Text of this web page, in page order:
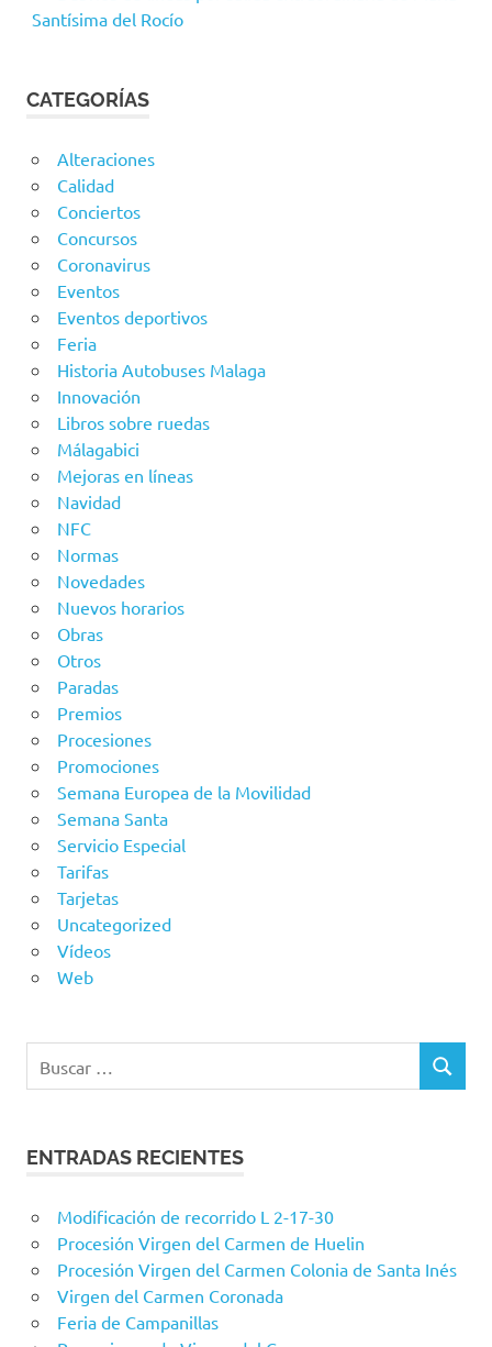
Santísima del Rocío
CATEGORÍAS
Alteraciones
Calidad
Conciertos
Concursos
Coronavirus
Eventos
Eventos deportivos
Feria
Historia Autobuses Malaga
Innovación
Libros sobre ruedas
Málagabici
Mejoras en líneas
Navidad
NFC
Normas
Novedades
Nuevos horarios
Obras
Otros
Paradas
Premios
Procesiones
Promociones
Semana Europea de la Movilidad
Semana Santa
Servicio Especial
Tarifas
Tarjetas
Uncategorized
Vídeos
Web
BUSCAR
ENTRADAS RECIENTES
Modificación de recorrido L 2-17-30
Procesión Virgen del Carmen de Huelin
Procesión Virgen del Carmen Colonia de Santa Inés
Virgen del Carmen Coronada
Feria de Campanillas